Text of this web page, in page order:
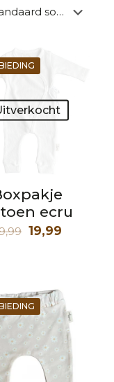
ecru
19,99